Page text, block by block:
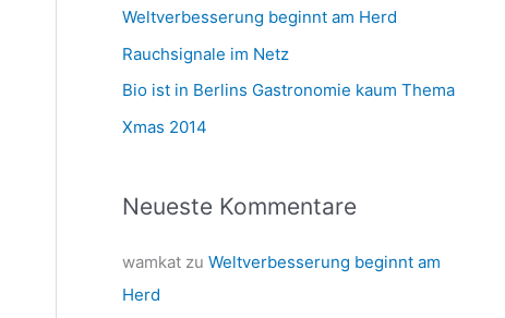
n
a
c
h
Weltverbesserung beginnt am Herd
Rauchsignale im Netz
Bio ist in Berlins Gastronomie kaum Thema
Xmas 2014
Neueste Kommentare
wamkatzu Weltverbesserung beginnt am
Herd